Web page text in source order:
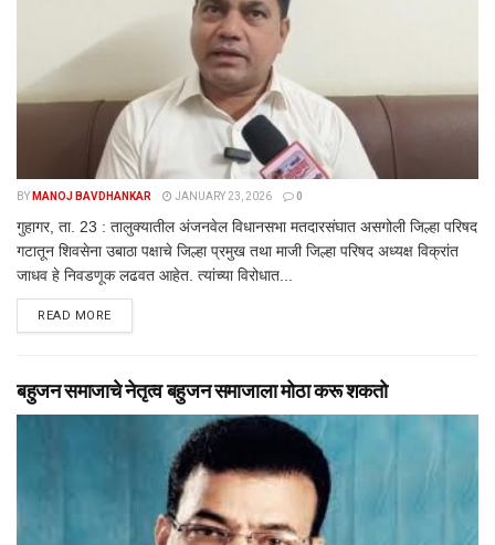
BY MANOJ BAVDHANKAR JANUARY 23, 2026 0
गुहागर, ता. 23 : तालुक्यातील अंजनवेल विधानसभा मतदारसंघात असगोली जिल्हा परिषद
गटातून शिवसेना उबाठा पक्षाचे जिल्हा प्रमुख तथा माजी जिल्हा परिषद अध्यक्ष विक्रांत
जाधव हे निवडणूक लढवत आहेत. त्यांच्या विरोधात...
READ MOREDETAILS
बहुजन समाजाचे नेतृत्व बहुजन समाजाला मोठा करू शकतो